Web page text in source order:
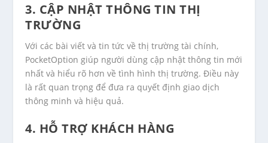
3. CẬP NHẬT THÔNG TIN THỊ
TRƯỜNG
Với các bài viết và tin tức về thị trường tài chính,
PocketOption giúp người dùng cập nhật thông tin mới
nhất và hiểu rõ hơn về tình hình thị trường. Điều này
là rất quan trọng để đưa ra quyết định giao dịch
thông minh và hiệu quả.
4. HỖ TRỢ KHÁCH HÀNG